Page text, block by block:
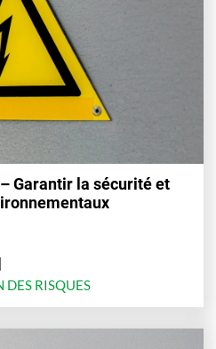
Garantir la sécurité et
DES RISQUES